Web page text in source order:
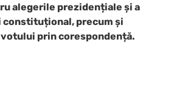
alegerile prezidențiale și a
precum și
prin corespondență.